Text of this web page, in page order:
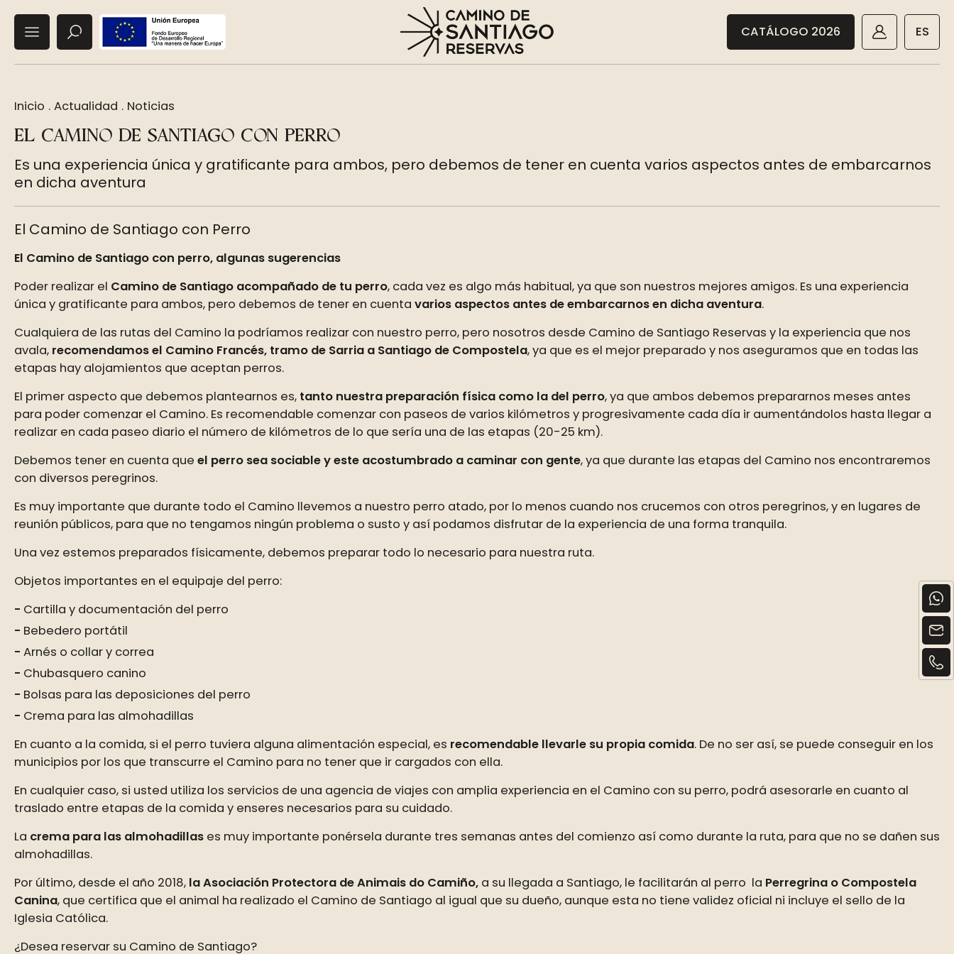
CATÁLOGO 2026 ES
Inicio . Actualidad . Noticias
EL CAMINO DE SANTIAGO CON PERRO
Es una experiencia única y gratificante para ambos, pero debemos de tener en cuenta varios aspectos antes de embarcarnos
en dicha aventura
El Camino de Santiago con Perro
El Camino de Santiago con perro, algunas sugerencias
Poder realizar el Camino de Santiago acompañado de tu perro, cada vez es algo más habitual, ya que son nuestros mejores amigos. Es una experiencia
única y gratificante para ambos, pero debemos de tener en cuenta varios aspectos antes de embarcarnos en dicha aventura.
Cualquiera de las rutas del Camino la podríamos realizar con nuestro perro, pero nosotros desde Camino de Santiago Reservas y la experiencia que nos
avala, recomendamos el Camino Francés, tramo de Sarria a Santiago de Compostela, ya que es el mejor preparado y nos aseguramos que en todas las
etapas hay alojamientos que aceptan perros.
El primer aspecto que debemos plantearnos es, tanto nuestra preparación física como la del perro, ya que ambos debemos prepararnos meses antes
para poder comenzar el Camino. Es recomendable comenzar con paseos de varios kilómetros y progresivamente cada día ir aumentándolos hasta llegar a
realizar en cada paseo diario el número de kilómetros de lo que sería una de las etapas (20-25 km).
Debemos tener en cuenta que el perro sea sociable y este acostumbrado a caminar con gente, ya que durante las etapas del Camino nos encontraremos
con diversos peregrinos.
Es muy importante que durante todo el Camino llevemos a nuestro perro atado, por lo menos cuando nos crucemos con otros peregrinos, y en lugares de
reunión públicos, para que no tengamos ningún problema o susto y así podamos disfrutar de la experiencia de una forma tranquila.
Una vez estemos preparados físicamente, debemos preparar todo lo necesario para nuestra ruta.
Objetos importantes en el equipaje del perro:
Cartilla y documentación del perro
Bebedero portátil
Arnés o collar y correa
Chubasquero canino
Bolsas para las deposiciones del perro
Crema para las almohadillas
En cuanto a la comida, si el perro tuviera alguna alimentación especial, es recomendable llevarle su propia comida. De no ser así, se puede conseguir en los
municipios por los que transcurre el Camino para no tener que ir cargados con ella.
En cualquier caso, si usted utiliza los servicios de una agencia de viajes con amplia experiencia en el Camino con su perro, podrá asesorarle en cuanto al
traslado entre etapas de la comida y enseres necesarios para su cuidado.
La crema para las almohadillas es muy importante ponérsela durante tres semanas antes del comienzo así como durante la ruta, para que no se dañen sus
almohadillas.
Por último, desde el año 2018, la Asociación Protectora de Animais do Camiño, a su llegada a Santiago, le facilitarán al perro la Perregrina o Compostela
Canina, que certifica que el animal ha realizado el Camino de Santiago al igual que su dueño, aunque esta no tiene validez oficial ni incluye el sello de la
Iglesia Católica.
¿Desea reservar su Camino de Santiago?